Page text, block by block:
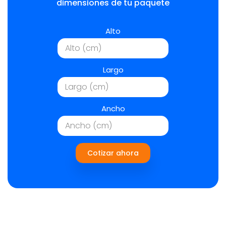
dimensiones de tu paquete
Alto
Largo
Ancho
Cotizar ahora